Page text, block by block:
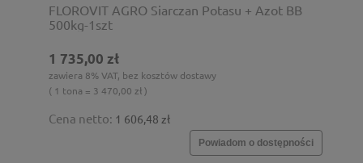
FLOROVIT AGRO Siarczan Potasu + Azot BB
500kg-1szt
1 735,00 zł
zawiera 8% VAT, bez kosztów dostawy
( 1 tona = 3 470,00 zł )
Cena netto: 1 606,48 zł
Powiadom o dostępności